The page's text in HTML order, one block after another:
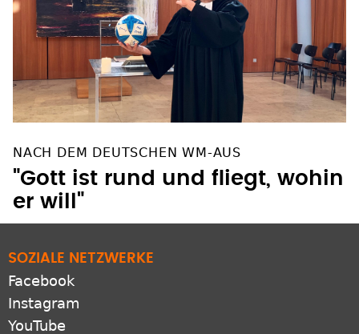
NACH DEM DEUTSCHEN WM-AUS
"Gott ist rund und fliegt, wohin
er will"
SOZIALE NETZWERKE
Facebook
Instagram
YouTube